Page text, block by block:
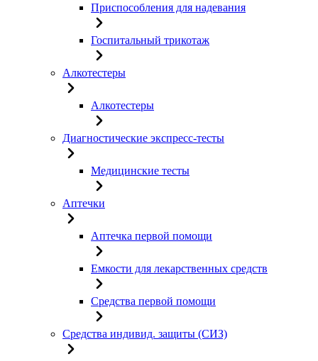
Приспособления для надевания
Госпитальный трикотаж
Алкотестеры
Алкотестеры
Диагностические экспресс-тесты
Медицинские тесты
Аптечки
Аптечка первой помощи
Емкости для лекарственных средств
Средства первой помощи
Средства индивид. защиты (СИЗ)